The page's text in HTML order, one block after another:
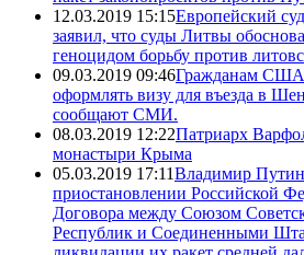
12.03.2019 15:15Европейский
заявил, что суды Литвы
геноцидом борьбу против
09.03.2019 09:46Гражданам США
оформлять визу для въезда в
сообщают СМИ.
08.03.2019 12:22Патриарх
монастыри Крыма
05.03.2019 17:11Владимир
приостановлении Российской
Договора между Союзом
Республик и Соединенными